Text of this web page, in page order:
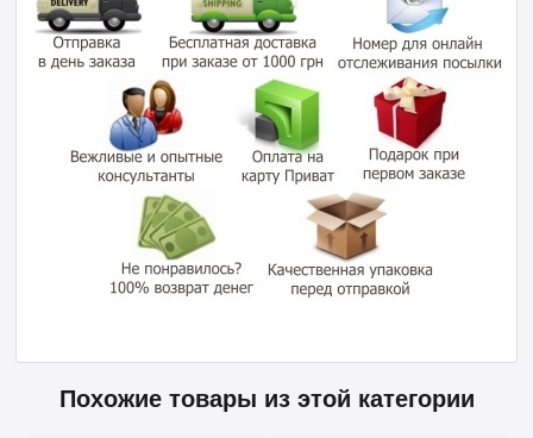
Похожие товары из этой категории